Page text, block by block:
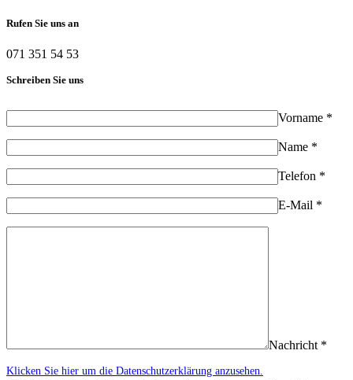
Rufen Sie uns an
071 351 54 53
Schreiben Sie uns
Vorname *
Name *
Telefon *
E-Mail *
Nachricht *
Klicken Sie hier um die Datenschutzerklärung anzusehen.